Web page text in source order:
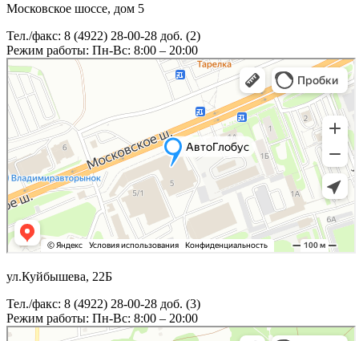
Московское шоссе, дом 5
Тел./факс: 8 (4922) 28-00-28 доб. (2)
Режим работы: Пн-Вс: 8:00 – 20:00
ул.Куйбышева, 22Б
Тел./факс: 8 (4922) 28-00-28 доб. (3)
Режим работы: Пн-Вс: 8:00 – 20:00